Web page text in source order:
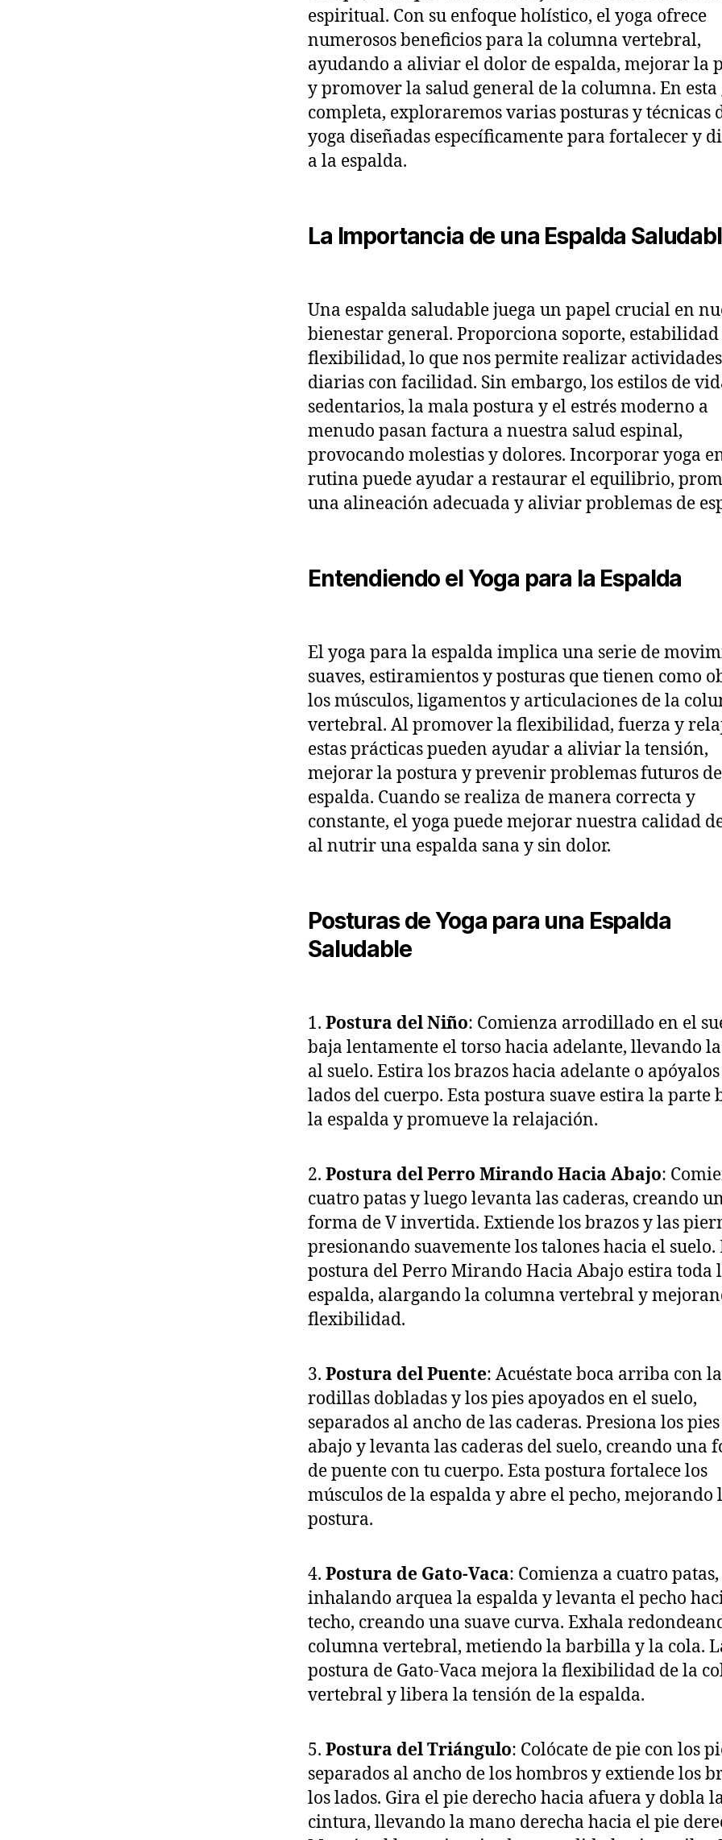
espiritual. Con su enfoque holístico, el yoga ofrece
numerosos beneficios para la columna vertebral,
ayudando a aliviar el dolor de espalda, mejorar la
y promover la salud general de la columna. En esta
completa, exploraremos varias posturas y técnicas
yoga diseñadas específicamente para fortalecer y
a la espalda.
La Importancia de una Espalda
Una espalda saludable juega un papel crucial en
bienestar general. Proporciona soporte,
flexibilidad, lo que nos permite realizar actividades
diarias con facilidad. Sin embargo, los estilos de
sedentarios, la mala postura y el estrés moderno a
menudo pasan factura a nuestra salud espinal,
provocando molestias y dolores. Incorporar yoga
rutina puede ayudar a restaurar el equilibrio,
una alineación adecuada y aliviar problemas de
Entendiendo el Yoga para la Espalda
El yoga para la espalda implica una serie de
suaves, estiramientos y posturas que tienen como
los músculos, ligamentos y articulaciones de la
vertebral. Al promover la flexibilidad, fuerza y
estas prácticas pueden ayudar a aliviar la tensión,
mejorar la postura y prevenir problemas futuros de
espalda. Cuando se realiza de manera correcta y
constante, el yoga puede mejorar nuestra calidad
al nutrir una espalda sana y sin dolor.
Posturas de Yoga para una Espalda
Saludable
1. Postura del Niño: Comienza arrodillado en el
baja lentamente el torso hacia adelante, llevando
al suelo. Estira los brazos hacia adelante o
lados del cuerpo. Esta postura suave estira la parte
la espalda y promueve la relajación.
2. Postura del Perro Mirando Hacia Abajo:
cuatro patas y luego levanta las caderas, creando
forma de V invertida. Extiende los brazos y las
presionando suavemente los talones hacia el suelo.
postura del Perro Mirando Hacia Abajo estira toda
espalda, alargando la columna vertebral y
flexibilidad.
3. Postura del Puente: Acuéstate boca arriba con
rodillas dobladas y los pies apoyados en el suelo,
separados al ancho de las caderas. Presiona los
abajo y levanta las caderas del suelo, creando una
de puente con tu cuerpo. Esta postura fortalece los
músculos de la espalda y abre el pecho, mejorando
postura.
4. Postura de Gato-Vaca: Comienza a cuatro
inhalando arquea la espalda y levanta el pecho
techo, creando una suave curva. Exhala
columna vertebral, metiendo la barbilla y la cola.
postura de Gato-Vaca mejora la flexibilidad de la
vertebral y libera la tensión de la espalda.
5. Postura del Triángulo: Colócate de pie con los
separados al ancho de los hombros y extiende los
los lados. Gira el pie derecho hacia afuera y dobla
cintura, llevando la mano derecha hacia el pie